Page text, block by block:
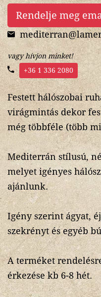
Rendelje meg
vagy hívjon minket!
+36 1 336 2080
Festett hálószobai
virágmintás dekor
még többféle (több
Mediterrán stílusú,
melyet igényes
ajánlunk.
Igény szerint ágyat,
szekrényt és egyéb
A terméket
érkezése kb 6-8 hét.